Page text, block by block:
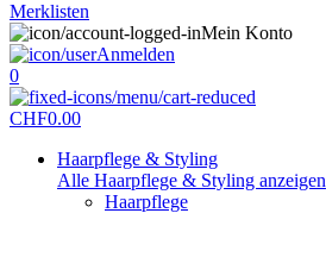
Merklisten
Mein Konto
Anmelden
0
CHF0.00
Haarpflege & Styling
Alle Haarpflege & Styling anzeigen
Haarpflege